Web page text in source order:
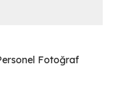
Fotoğraf